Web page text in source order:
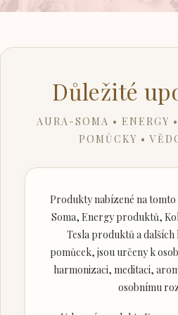
Důležité
AURA-SOMA • ENERGY
POMŮCKY •
Produkty nabízené na
Soma, Energy produktů,
Tesla produktů a
pomůcek, jsou určeny k
harmonizaci, meditaci,
osobnímu